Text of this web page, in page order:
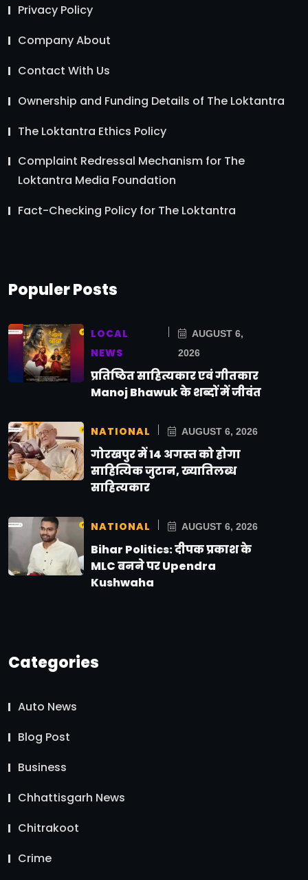
Privacy Policy
Company About
Contact With Us
Ownership and Funding Details of The Loktantra
The Loktantra Ethics Policy
Complaint Redressal Mechanism for The
Loktantra Media Foundation
Fact-Checking Policy for The Loktantra
Populer Posts
LOCAL
NEWS
AUGUST 6,
2026
प्रतिष्ठित साहित्यकार एवं गीतकार
Manoj Bhawuk के शब्दों में जीवंत
NATIONAL AUGUST 6, 2026
गोरखपुर में 14 अगस्त को होगा
साहित्यिक जुटान, ख्यातिलब्ध
साहित्यकार
NATIONAL AUGUST 6, 2026
Bihar Politics: दीपक प्रकाश के
MLC बनने पर Upendra
Kushwaha
Categories
Auto News
Blog Post
Business
Chhattisgarh News
Chitrakoot
Crime